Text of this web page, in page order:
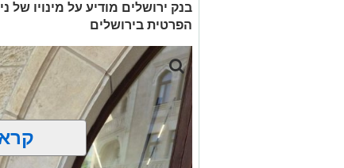
בנק ירושלים מודיע על מינויו של
הפרטית בירושלים